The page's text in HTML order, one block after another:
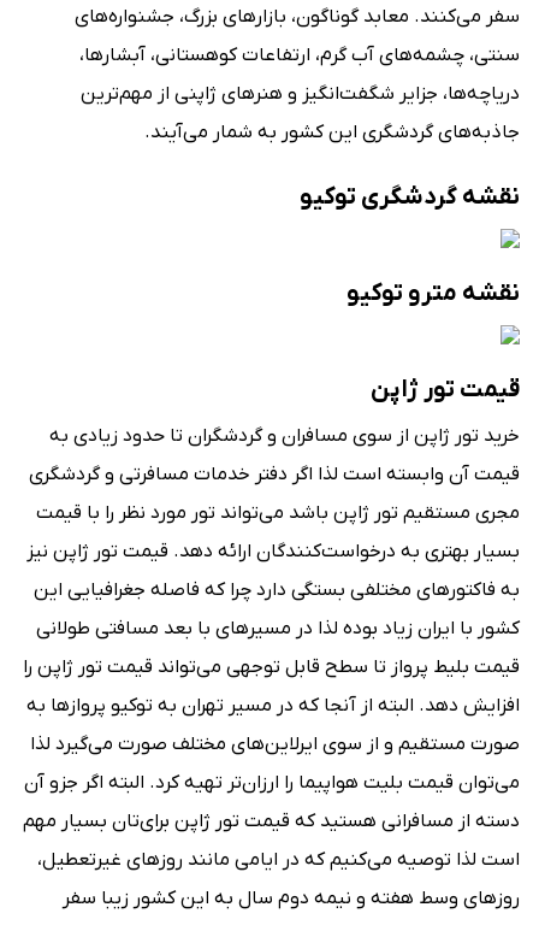
سفر می‌کنند. معابد گوناگون، بازارهای بزرگ، جشنواره‌های
سنتی، چشمه‌های آب گرم، ارتفاعات کوهستانی، آبشارها،
دریاچه‌ها، جزایر شگفت‌انگیز و هنرهای ژاپنی از مهم‌ترین
جاذبه‌های گردشگری این کشور به شمار می‌آیند.
نقشه گردشگری توکیو
نقشه مترو توکیو
قیمت تور ژاپن
خرید تور ژاپن از سوی مسافران و گردشگران تا حدود زیادی به
قیمت آن وابسته است لذا اگر دفتر خدمات مسافرتی و گردشگری
مجری مستقیم تور ژاپن باشد می‌تواند تور مورد نظر را با قیمت
بسیار بهتری به درخواست‌کنندگان ارائه دهد. قیمت تور ژاپن نیز
به فاکتورهای مختلفی بستگی دارد چرا که فاصله جغرافیایی این
کشور با ایران زیاد بوده لذا در مسیرهای با بعد مسافتی طولانی
قیمت بلیط پرواز تا سطح قابل توجهی می‌تواند قیمت تور ژاپن را
افزایش دهد. البته از آنجا که در مسیر تهران به توکیو پروازها به
صورت مستقیم و از سوی ایرلاین‌های مختلف صورت می‌گیرد لذا
می‌توان قیمت بلیت هواپیما را ارزان‌تر تهیه کرد. البته اگر جزو آن
دسته از مسافرانی هستید که قیمت تور ژاپن برای‌تان بسیار مهم
است لذا توصیه می‌کنیم که در ایامی مانند روزهای غیرتعطیل،
روزهای وسط هفته و نیمه دوم سال به این کشور زیبا سفر